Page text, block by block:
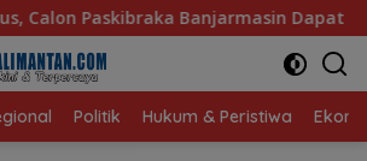
Dapat Pembekalan dari Alumni
Politik Hukum & Peristiwa